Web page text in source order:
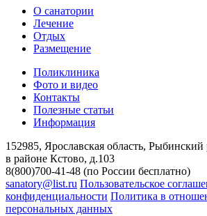
О санатории
Лечение
Отдых
Размещение
Поликлиника
Фото и видео
Контакты
Полезные статьи
Информация
152985, Ярославская область, Рыбинский
в районе Кстово, д.103
8(800)700-41-48 (по России бесплатно)
sanatory@list.ru Пользовательское
конфиденциальности Политика в
персональных данных